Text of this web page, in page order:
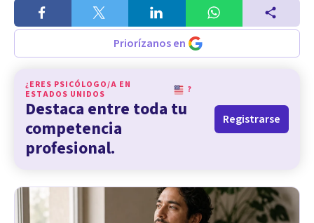
Priorízanos en
¿ERES PSICÓLOGO/A EN
ESTADOS UNIDOS
?
Destaca entre toda tu
competencia
profesional.
Registrarse